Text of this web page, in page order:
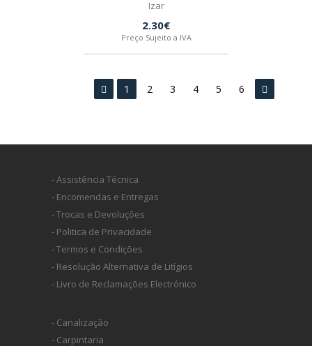
Izar
2.30€
Preço Sujeito a IVA
1 2 3 4 5 6
- Assistência Técnica
- Encomendas e Entregas
- Trocas e Devoluções
- Politica de Privacidade
- Termos e Condições
- Resolução Alternativa de Litígios
- Livro de Reclamações Electrónico
- Canalização
- Carpintaria